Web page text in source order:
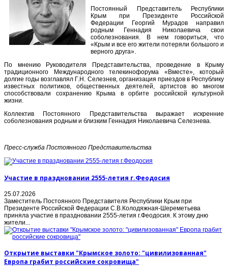
Постоянный Представитель Республики
Крым при Президенте Российской
Федерации Георгий Мурадов направил
родным Геннадия Николаевича свои
соболезнования. В нем говориться, что
«Крым и все его жители потеряли большого и
верного друга».
По мнению Руководителя Представительства, проведение в Крыму
традиционного Международного телекинофорума «Вместе», который
долгие годы возглавлял Г.Н. Селезнев, организация приездов в Республику
известных политиков, общественных деятелей, артистов во многом
способствовали сохранению Крыма в орбите российской культурной
жизни.
Коллектив Постоянного Представительства выражает искренние
соболезнования родным и близким Геннадия Николаевича Селезнева.
Пресс-служба Постоянного Представительства
Участие в праздновании 2555-летия г.Феодосия
25.07.2026
Заместитель Постоянного Представителя Республики Крым при
Президенте Российской Федерации С.В.Колодяжная-Шереметьева
приняла участие в праздновании 2555-летия г.Феодосия. К этому дню
жители...
Открытие выставки "Крымское золото: "цивилизованная"
Европа грабит российские сокровища"